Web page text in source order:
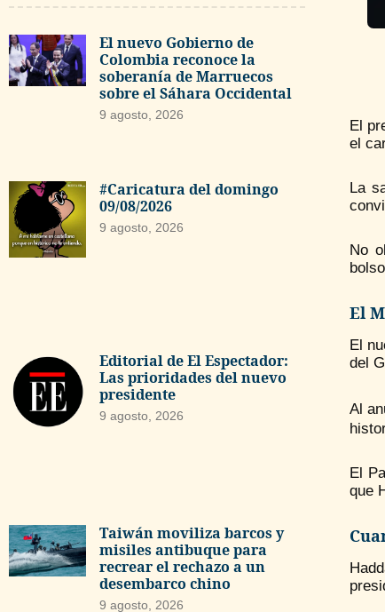
El nuevo Gobierno de
Colombia reconoce la
soberanía de Marruecos
sobre el Sáhara Occidental
9 agosto, 2026
#Caricatura del domingo
09/08/2026
9 agosto, 2026
Editorial de El Espectador:
Las prioridades del nuevo
presidente
9 agosto, 2026
Taiwán moviliza barcos y
misiles antibuque para
recrear el rechazo a un
desembarco chino
9 agosto, 2026
El
el
La
No
El
El
del
Al
El
que